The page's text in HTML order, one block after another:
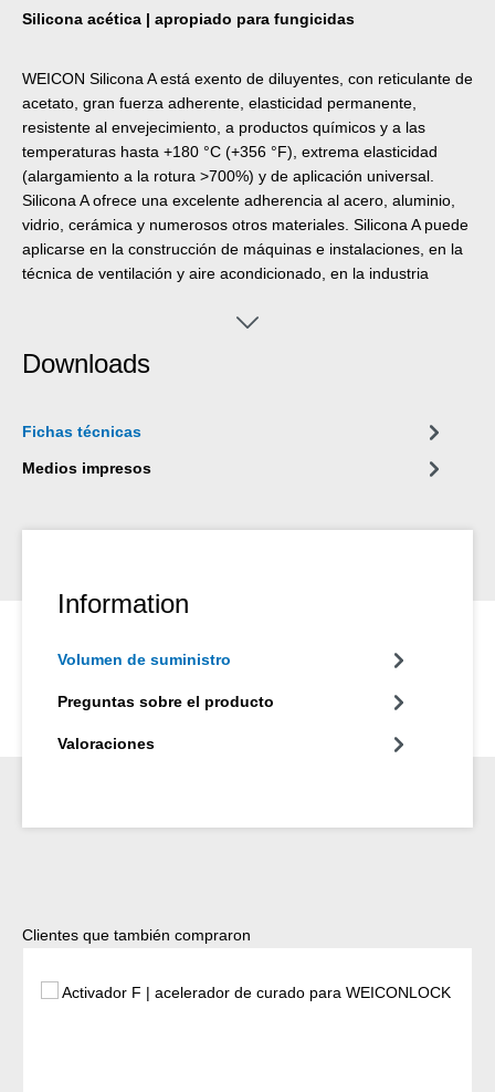
Silicona acética | apropiado para fungicidas
WEICON Silicona A está exento de diluyentes, con reticulante de
acetato, gran fuerza adherente, elasticidad permanente,
resistente al envejecimiento, a productos químicos y a las
temperaturas hasta +180 °C (+356 °F), extrema elasticidad
(alargamiento a la rotura >700%) y de aplicación universal.
Silicona A ofrece una excelente adherencia al acero, aluminio,
vidrio, cerámica y numerosos otros materiales. Silicona A puede
aplicarse en la construcción de máquinas e instalaciones, en la
técnica de ventilación y aire acondicionado, en la industria
feriales y almacenes y en una gran cantidad de otros campos
Downloads
Fichas técnicas
Medios impresos
Information
Volumen de suministro
Preguntas sobre el producto
Valoraciones
Omitir la galería de productos
Clientes que también compraron